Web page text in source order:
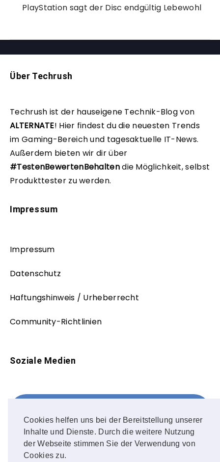
Cookies helfen uns bei der Bereitstellung unserer
Inhalte und Dienste. Durch die weitere Nutzung
der Webseite stimmen Sie der Verwendung von
Cookies zu.
PlayStation sagt der Disc endgültig Lebewohl
Über Techrush
Techrush ist der hauseigene Technik-Blog von
ALTERNATE! Hier findest du die neuesten Trends
im Gaming-Bereich und tagesaktuelle IT-News.
Außerdem bieten wir dir über
#TestenBewertenBehaltendie Möglichkeit, selbst
Produkttester zu werden.
Impressum
Impressum
Datenschutz
Haftungshinweis / Urheberrecht
Community-Richtlinien
Soziale Medien
FOLLOW ME!
Instagram
OUR PHOTOS!